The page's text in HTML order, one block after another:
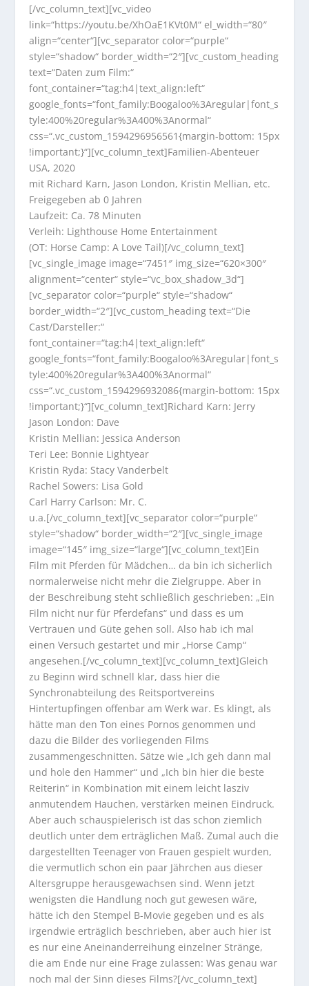
[/vc_column_text][vc_video
link=“https://youtu.be/XhOaE1KVt0M“ el_width=“80″
align=“center“][vc_separator color=“purple“
style=“shadow“ border_width=“2″][vc_custom_heading
text=“Daten zum Film:“
font_container=“tag:h4|text_align:left“
google_fonts=“font_family:Boogaloo%3Aregular|font_s
tyle:400%20regular%3A400%3Anormal“
css=“.vc_custom_1594296956561{margin-bottom: 15px
!important;}“][vc_column_text]Familien-Abenteuer
USA, 2020
mit Richard Karn, Jason London, Kristin Mellian, etc.
Freigegeben ab 0 Jahren
Laufzeit: Ca. 78 Minuten
Verleih: Lighthouse Home Entertainment
(OT: Horse Camp: A Love Tail)[/vc_column_text]
[vc_single_image image=“7451″ img_size=“620×300″
alignment=“center“ style=“vc_box_shadow_3d“]
[vc_separator color=“purple“ style=“shadow“
border_width=“2″][vc_custom_heading text=“Die
Cast/Darsteller:“
font_container=“tag:h4|text_align:left“
google_fonts=“font_family:Boogaloo%3Aregular|font_s
tyle:400%20regular%3A400%3Anormal“
css=“.vc_custom_1594296932086{margin-bottom: 15px
!important;}“][vc_column_text]Richard Karn: Jerry
Jason London: Dave
Kristin Mellian: Jessica Anderson
Teri Lee: Bonnie Lightyear
Kristin Ryda: Stacy Vanderbelt
Rachel Sowers: Lisa Gold
Carl Harry Carlson: Mr. C.
u.a.[/vc_column_text][vc_separator color=“purple“
style=“shadow“ border_width=“2″][vc_single_image
image=“145″ img_size=“large“][vc_column_text]Ein
Film mit Pferden für Mädchen… da bin ich sicherlich
normalerweise nicht mehr die Zielgruppe. Aber in
der Beschreibung steht schließlich geschrieben: „Ein
Film nicht nur für Pferdefans“ und dass es um
Vertrauen und Güte gehen soll. Also hab ich mal
einen Versuch gestartet und mir „Horse Camp“
angesehen.[/vc_column_text][vc_column_text]Gleich
zu Beginn wird schnell klar, dass hier die
Synchronabteilung des Reitsportvereins
Hintertupfingen offenbar am Werk war. Es klingt, als
hätte man den Ton eines Pornos genommen und
dazu die Bilder des vorliegenden Films
zusammengeschnitten. Sätze wie „Ich geh dann mal
und hole den Hammer“ und „Ich bin hier die beste
Reiterin“ in Kombination mit einem leicht lasziv
anmutendem Hauchen, verstärken meinen Eindruck.
Aber auch schauspielerisch ist das schon ziemlich
deutlich unter dem erträglichen Maß. Zumal auch die
dargestellten Teenager von Frauen gespielt wurden,
die vermutlich schon ein paar Jährchen aus dieser
Altersgruppe herausgewachsen sind. Wenn jetzt
wenigsten die Handlung noch gut gewesen wäre,
hätte ich den Stempel B-Movie gegeben und es als
irgendwie erträglich beschrieben, aber auch hier ist
es nur eine Aneinanderreihung einzelner Stränge,
die am Ende nur eine Frage zulassen: Was genau war
noch mal der Sinn dieses Films?[/vc_column_text]